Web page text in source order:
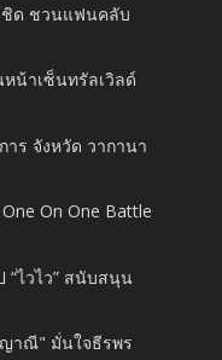
ชิด ชวนแฟนคลับ
น้าเซ็นทรัลเวิลด์
ร จังหวัด วากานา
On One Battle
“ไวไว” สนับสนุน
าณี" มั่นใจธีรพร